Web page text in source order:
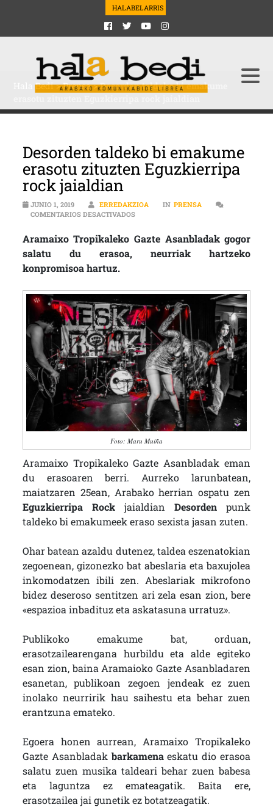
HALABELARRIS
Hala Bedi>Prensa>Desorden taldeko bi emakume
Desorden taldeko bi emakume
erasotu zituzten Eguzkierripa
rock jaialdian
JUNIO 1, 2019 ERREDAKZIOA IN PRENSA
COMENTARIOS DESACTIVADOSEN DESORDEN TALDEKO BI EMAKUME
Aramaixo Tropikaleko Gazte Asanbladak gogor
salatu du erasoa, neurriak hartzeko
konpromisoa hartuz.
Foto: Maru Muiña
Aramaixo Tropikaleko Gazte Asanbladak eman
du erasoaren berri. Aurreko larunbatean,
maiatzaren 25ean, Arabako herrian ospatu zen
Eguzkierripa
RockjaialdianDesorden punk
taldeko bi emakumeek eraso sexista jasan zuten.
Ohar batean azaldu dutenez, taldea eszenatokian
zegoenean, gizonezko bat abeslaria eta baxujolea
inkomodatzen ibili zen. Abeslariak mikrofono
bidez deseroso sentitzen ari zela esan zion, bere
«espazioa inbadituz eta askatasuna urratuz».
Publikoko emakume bat, orduan,
erasotzailearengana hurbildu eta alde egiteko
esan zion, baina Aramaioko Gazte Asanbladaren
esanetan, publikoan zegoen jendeak ez zuen
inolako neurririk hau saihestu eta behar zuen
erantzuna emateko.
Egoera honen aurrean, Aramaixo Tropikaleko
Gazte Asanbladakbarkamenaeskatu dio erasoa
salatu zuen musika taldeari behar zuen babesa
eta laguntza ez emateagatik. Baita ere,
erasotzailea jai gunetik ez botatzeagatik.